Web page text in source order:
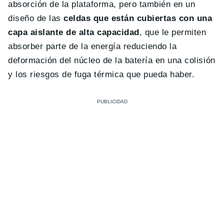
absorción de la plataforma, pero también en un
diseño de lasceldas que están cubiertas con una
capa aislante de alta capacidad , que le permiten
absorber parte de la energía reduciendo la
deformación del núcleo de la batería en una colisión
y los riesgos de fuga térmica que pueda haber.